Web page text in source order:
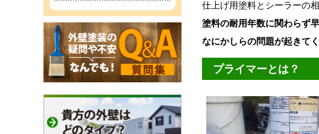
仕上げ用塗料とシーラーの
塗料の耐用年数に関わらず
なにかしらの問題が起きて
プライマーとは？